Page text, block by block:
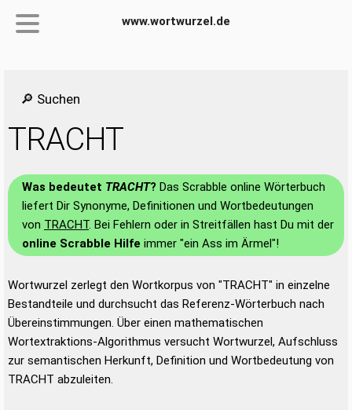
www.wortwurzel.de
🔎 Suchen
TRACHT
Was bedeutet TRACHT? Das Scrabble online Wörterbuch
liefert Dir Synonyme, Definitionen und Wortbedeutungen
von TRACHT. Bei Fehlern oder in Streitfällen hast Du mit der
online Scrabble Hilfe immer "ein Ass im Ärmel"!
Wortwurzel zerlegt den Wortkorpus von "TRACHT" in einzelne
Bestandteile und durchsucht das Referenz-Wörterbuch nach
Übereinstimmungen. Über einen mathematischen
Wortextraktions-Algorithmus versucht Wortwurzel, Aufschluss
zur semantischen Herkunft, Definition und Wortbedeutung von
TRACHT abzuleiten.